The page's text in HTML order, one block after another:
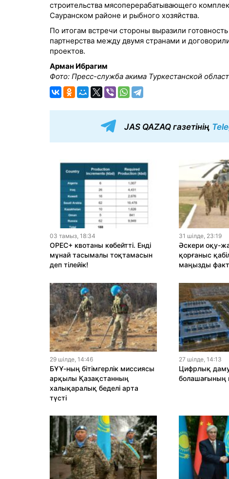
строительства мясоперерабатывающего
Сауранском районе и рыбного хозяйства.
По итогам встречи стороны выразили
партнерства между двумя странами и
проектов.
Арман Ибрагим
Фото: Пресс-служба акима Туркестанской
JAS QAZAQ газетінің
03 тамыз, 18:34
OPEC+ квотаны көбейтті. Енді
мұнай тасымалы тоқтамасын
деп тілейік!
31 шiлде, 23:19
Әскери оқу-
қорғаныс
маңызды
29 шiлде, 14:46
БҰҰ-ның бітімгерлік миссиясы
арқылы Қазақстанның
халықаралық беделі арта
түсті
27 шiлде, 14:13
Цифрлық
болашағының